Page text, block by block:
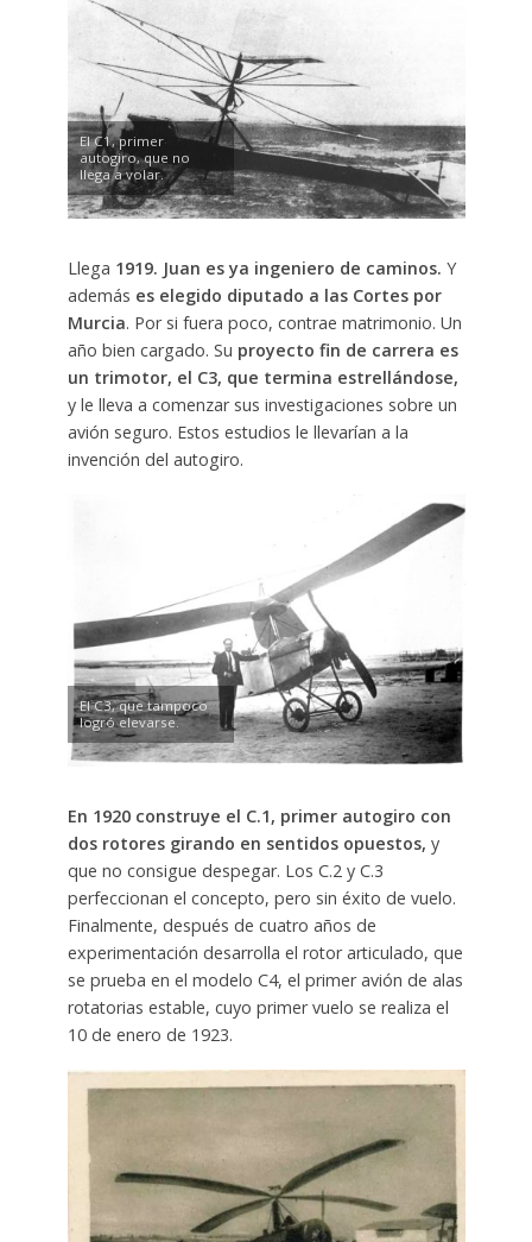
El C1, primer
autogiro, que no
llega a volar.
Llega 1919. Juan es ya ingeniero de caminos. Y
además es elegido diputado a las Cortes por
Murcia. Por si fuera poco, contrae matrimonio. Un
año bien cargado. Su proyecto fin de carrera es
un trimotor, el C3, que termina estrellándose,
y le lleva a comenzar sus investigaciones sobre un
avión seguro. Estos estudios le llevarían a la
invención del autogiro.
El C3, que tampoco
logró elevarse.
En 1920 construye el C.1, primer autogiro con
dos rotores girando en sentidos opuestos, y
que no consigue despegar. Los C.2 y C.3
perfeccionan el concepto, pero sin éxito de vuelo.
Finalmente, después de cuatro años de
experimentación desarrolla el rotor articulado, que
se prueba en el modelo C4, el primer avión de alas
rotatorias estable, cuyo primer vuelo se realiza el
10 de enero de 1923.